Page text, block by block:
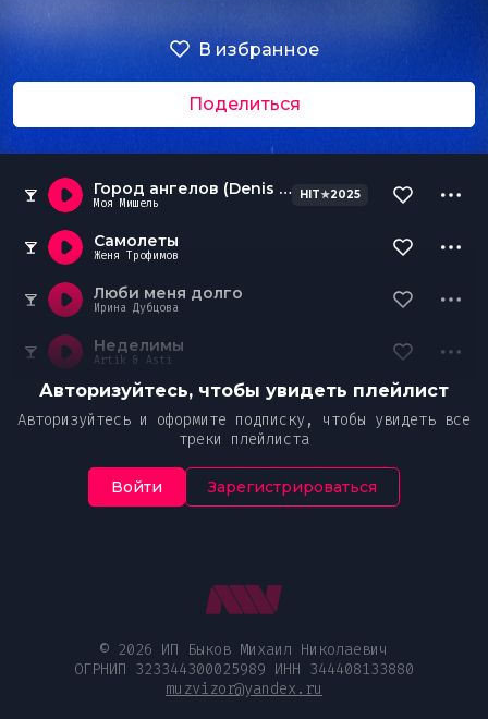
DJ BATTLE
В избранное
Поделиться
Город ангелов (Denis Repin intro edit)
Моя Мишель
HIT★2025
Самолеты
Женя Трофимов
Люби меня долго
Ирина Дубцова
Неделимы
Artik & Asti
Авторизуйтесь, чтобы увидеть плейлист
Авторизуйтесь и оформите подписку, чтобы увидеть все
треки плейлиста
Войти Зарегистрироваться
© 2026 ИП Быков Михаил Николаевич
ОГРНИП 323344300025989 ИНН 344408133880
muzvizor@yandex.ru